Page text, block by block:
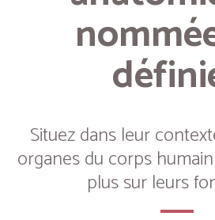
Situez dans leur
organes du corps
plus sur leurs